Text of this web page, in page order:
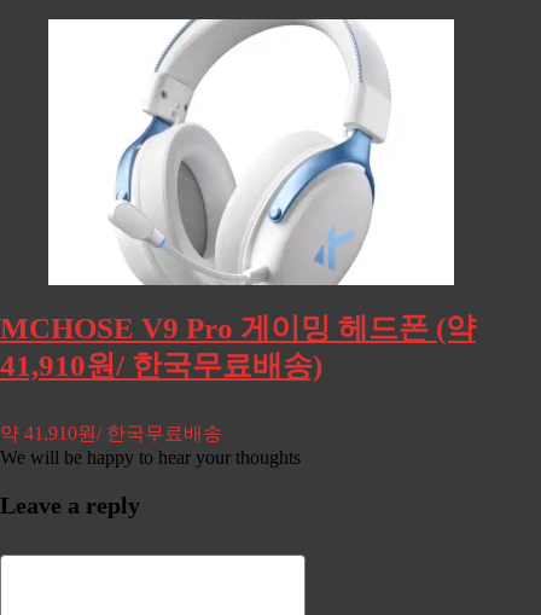
MCHOSE V9 Pro 게이밍 헤드폰 (약
41,910원/ 한국무료배송)
약 41,910원/ 한국무료배송
We will be happy to hear your thoughts
Leave a reply